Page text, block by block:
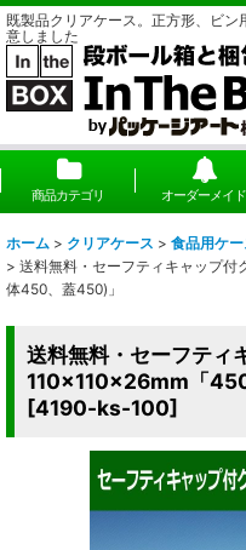
既製品クリアケース。正方形、ビ
意しました
商品カテゴリ オーダーメイド
ホーム > クリアケース > 食品用ケー
> 送料無料・セーフティキャップ
体450、蓋450)」
送料無料・セーフティ
110×110×26mm「
[4190-ks-100]